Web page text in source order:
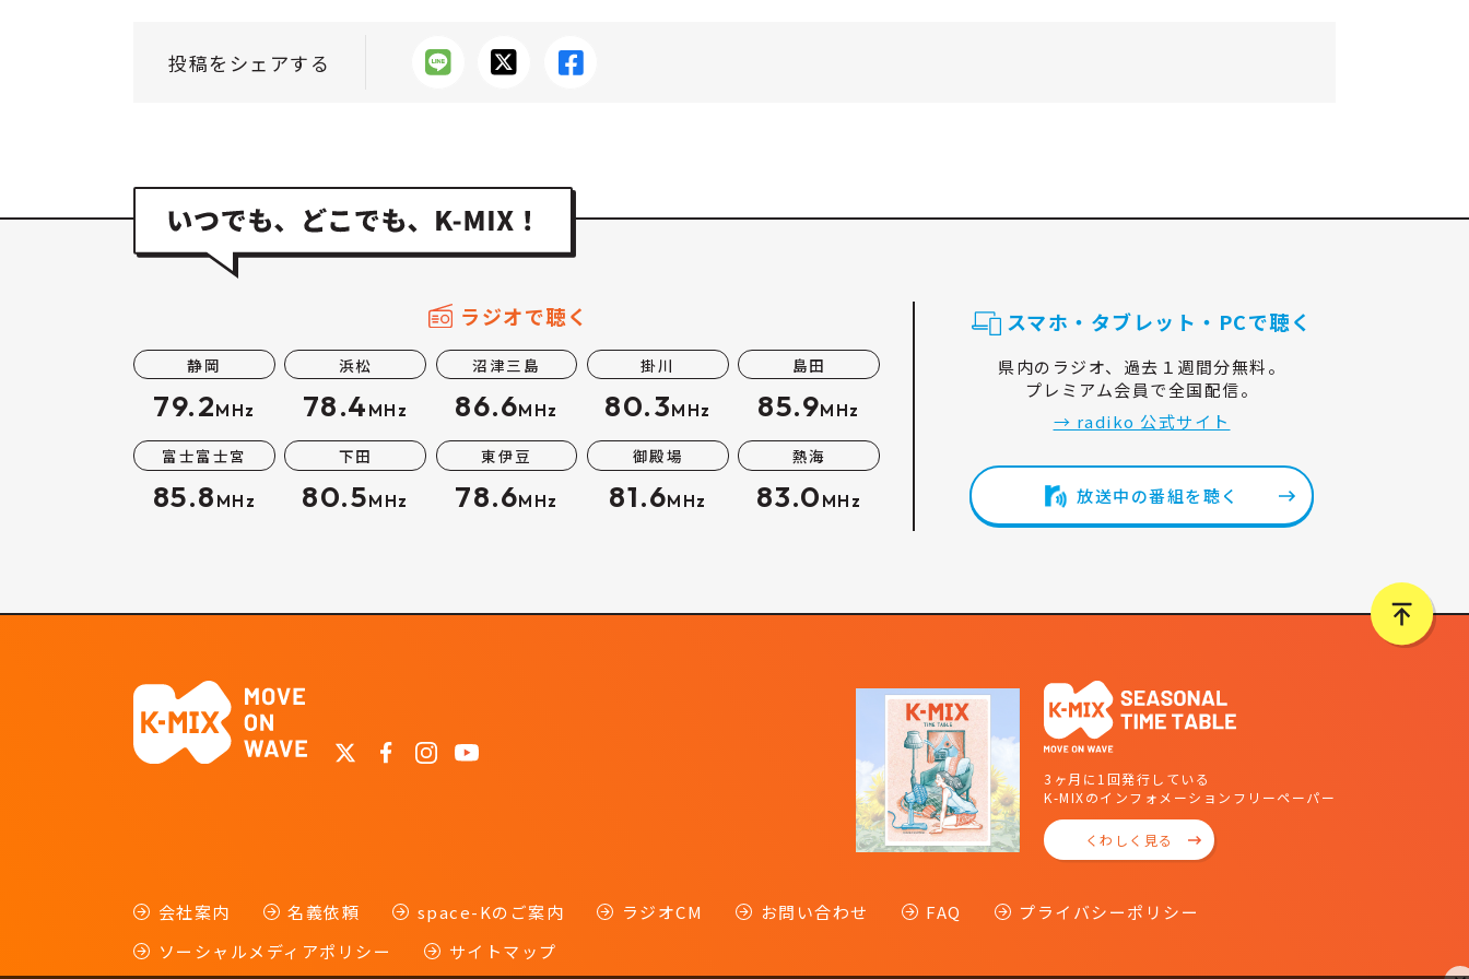
投稿をシェアする
ラジオで聴く
静岡
79.2MHz
浜松
78.4 MHz
沼津三島
86.6MHz
掛川
80.3MHz
島田
85.9MHz
富士富士宮
85.8 MHz
下田
80.5MHz
東伊豆
78.6MHz
御殿場
81.6MHz
熱海
83.0 MHz
スマホ・タブレット・PCで聴く
県内のラジオ、過去１週間分無料。
プレミアム会員で全国配信。
→ radiko 公式サイト
放送中の番組を聴く
3ヶ月に1回発行している
K-MIXのインフォメーションフリーペーパー
くわしく見る
会社案内 名義依頼 space-Kのご案内 ラジオCM お問い合わせ FAQ
プライバシーポリシー
ソーシャルメディアポリシー
サイトマップ